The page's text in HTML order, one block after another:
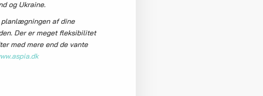
og Ukraine.
planlægningen af dine
Der er meget fleksibilitet
med mere end de vante